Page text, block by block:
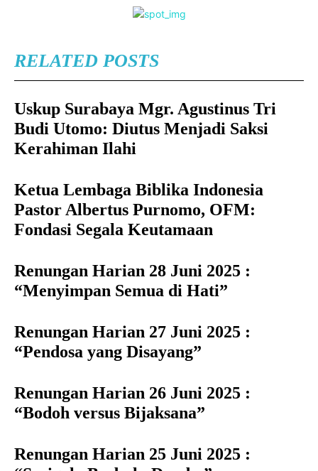
RELATED POSTS
Uskup Surabaya Mgr. Agustinus Tri
Budi Utomo: Diutus Menjadi Saksi
Kerahiman Ilahi
Ketua Lembaga Biblika Indonesia
Pastor Albertus Purnomo, OFM:
Fondasi Segala Keutamaan
Renungan Harian 28 Juni 2025 :
“Menyimpan Semua di Hati”
Renungan Harian 27 Juni 2025 :
“Pendosa yang Disayang”
Renungan Harian 26 Juni 2025 :
“Bodoh versus Bijaksana”
Renungan Harian 25 Juni 2025 :